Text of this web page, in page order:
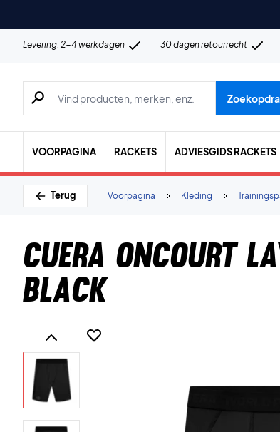
Levering: 2-4 werkdagen 30 dagen retourrecht
Zoeken naar producten, merken etc.
VOORPAGINA RACKETS ADVIESGIDS RACKETS
Terug Kleding
Voorpagina
Cuera Oncourt
Black